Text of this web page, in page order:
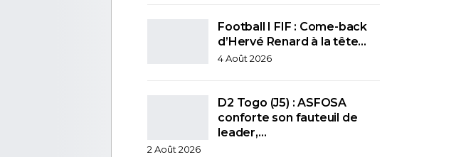
Football I FIF : Come-back
d’Hervé Renard à la tête…
4 Août 2026
D2 Togo (J5) : ASFOSA
conforte son fauteuil de
leader,…
2 Août 2026